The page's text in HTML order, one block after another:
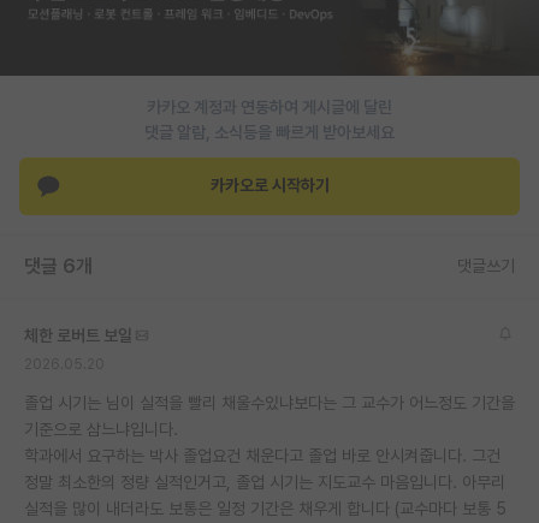
카카오 계정과 연동하여 게시글에 달린
댓글 알람, 소식등을 빠르게 받아보세요
카카오로 시작하기
댓글 6개 댓글쓰기
체한 로버트 보일
졸업 시기는 님이 실적을 빨리 채울수있냐보다는 그 교수가 어느정도 기간을
기준으로 삼느냐입니다.
학과에서 요구하는 박사 졸업요건 채운다고 졸업 바로 안시켜줍니다. 그건
정말 최소한의 정량 실적인거고, 졸업 시기는 지도교수 마음입니다. 아무리
실적을 많이 내더라도 보통은 일정 기간은 채우게 합니다 (교수마다 보통 5